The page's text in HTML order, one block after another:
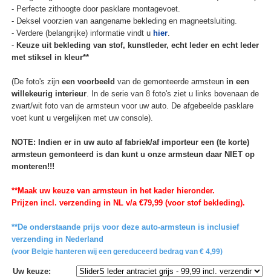
- Perfecte zithoogte door pasklare montagevoet.
- Deksel voorzien van aangename bekleding en magneetsluiting.
- Verdere (belangrijke) informatie vindt u hier.
- Keuze uit bekleding van stof, kunstleder, echt leder en echt leder
met stiksel in kleur**
(De foto's zijn een voorbeeld van de gemonteerde armsteun in een
willekeurig interieur. In de serie van 8 foto's ziet u links bovenaan de
zwart/wit foto van de armsteun voor uw auto. De afgebeelde pasklare
voet kunt u vergelijken met uw console).
NOTE: Indien er in uw auto af fabriek/af importeur een (te korte)
armsteun gemonteerd is dan kunt u onze armsteun daar NIET op
monteren!!!
**Maak uw keuze van armsteun in het kader hieronder.
Prijzen incl. verzending in NL v/a €79,99 (voor stof bekleding).
**De onderstaande prijs voor deze auto-armsteun is inclusief
verzending in Nederland
(voor Belgie hanteren wij een gereduceerd bedrag van € 4,99)
Uw keuze: